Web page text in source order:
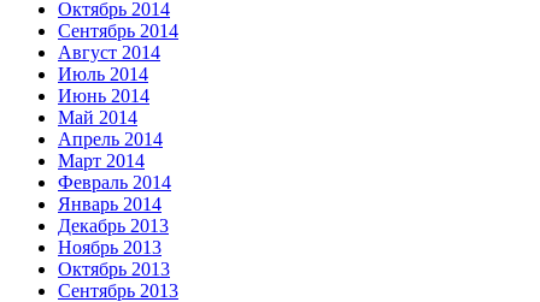
Октябрь 2014
Сентябрь 2014
Август 2014
Июль 2014
Июнь 2014
Май 2014
Апрель 2014
Март 2014
Февраль 2014
Январь 2014
Декабрь 2013
Ноябрь 2013
Октябрь 2013
Сентябрь 2013